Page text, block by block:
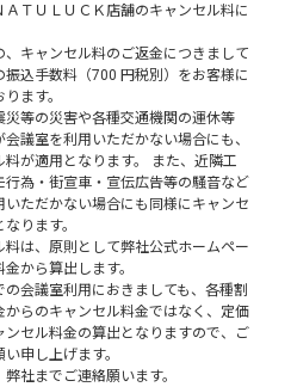
ＡＴＵＬＵＣＫ店舗のキャンセル料に
、キャンセル料のご返金につきまして
振込手数料（700 円税別）をお客様に
ます。
災等の災害や各種交通機関の運休等
議室を利用いただかない場合にも、
料が適用となります。 また、近隣工
行為・街宣車・宣伝広告等の騒音など
いただかない場合にも同様にキャンセ
ります。
料は、原則として弊社公式ホームペー
から算出します。
会議室利用におきましても、各種割
からのキャンセル料金ではなく、定価
ンセル料金の算出となりますので、ご
申し上げます。
社までご連絡願います。